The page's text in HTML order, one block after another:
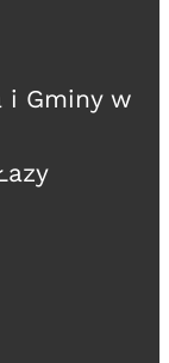
i Gminy w